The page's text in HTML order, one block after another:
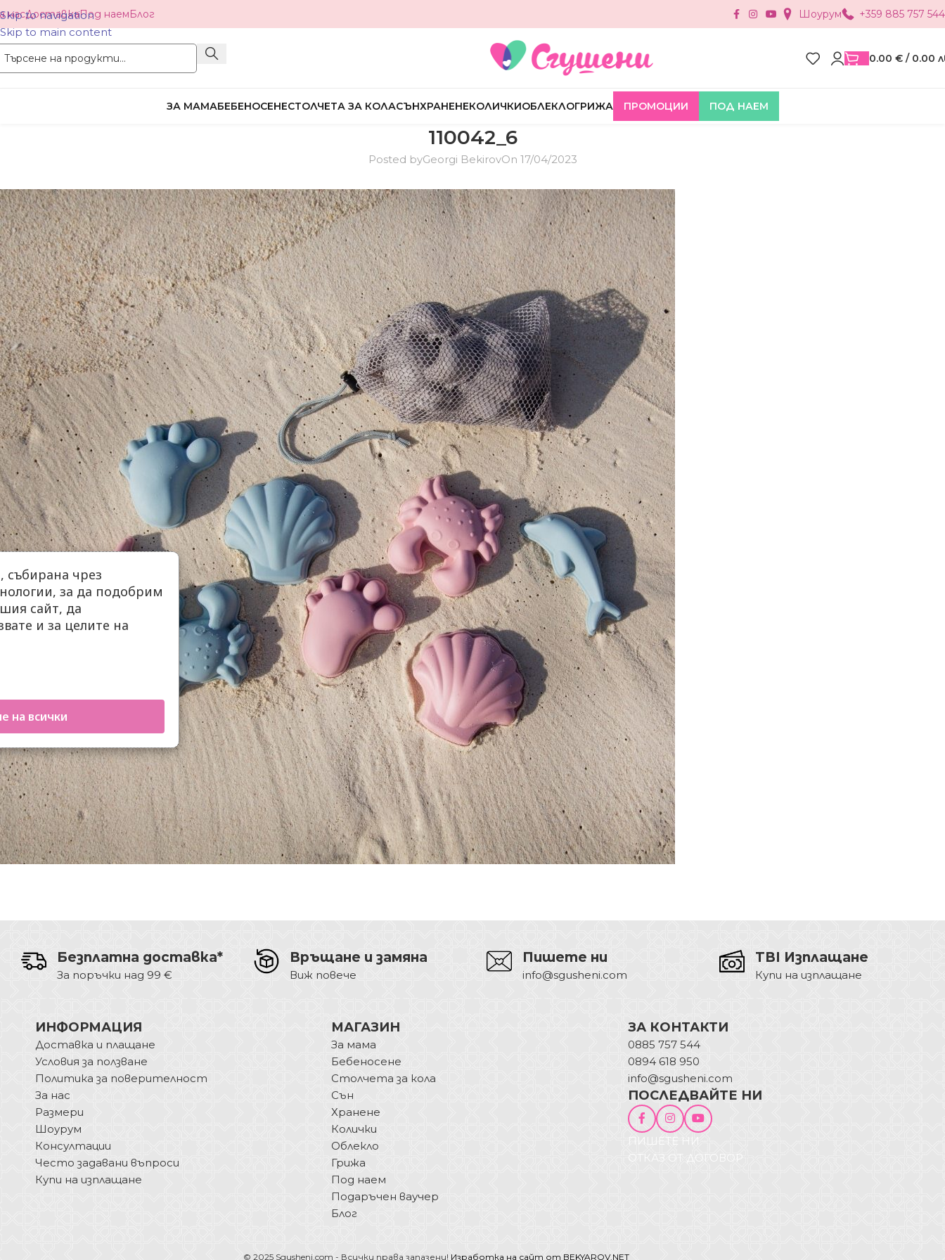
Skip to navigation
Skip to main content
насДоставкаПод наемБлог Шоурум +359 885 757 544
0.00 € / 0.00
ЗА МАМАБЕБЕНОСЕНЕСТОЛЧЕТА ЗА КОЛАСЪНХРАНЕНЕКОЛИЧКИОБЛЕКЛОГРИЖА ПРОМОЦИИ ПОД НАЕМ
110042_6
Posted byGeorgi BekirovOn 17/04/2023
Безплатна доставка*
За поръчки над 99 €
Връщане и замяна
Виж повече
Пишете ни
info@sgusheni.com
TBI Изплащане
Купи на изплащане
ИНФОРМАЦИЯ
Доставка и плащане
Условия за ползване
Политика за поверителност
За нас
Размери
Шоурум
Консултации
Често задавани въпроси
Купи на изплащане
МАГАЗИН
За мама
Бебеносене
Столчета за кола
Сън
Хранене
Колички
Облекло
Грижа
Под наем
Подаръчен ваучер
Блог
ЗА КОНТАКТИ
0885 757 544
0894 618 950
info@sgusheni.com
ПОСЛЕДВАЙТЕ НИ
© 2025 Sgusheni.com - Всички права запазени! Изработка на сайт от BEKYAROV.NET
чрез
за да подобрим
сайт, да
и за целите на
на всички